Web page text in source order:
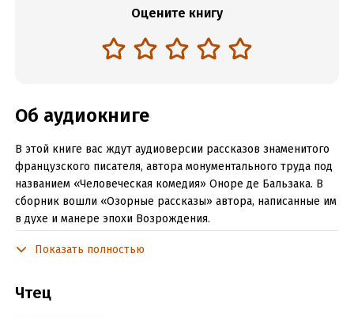
Оцените книгу
Об аудиокниге
В этой книге вас ждут аудиоверсии рассказов знаменитого
французского писателя, автора монументального труда под
названием «Человеческая комедия» Оноре де Бальзака. В
сборник вошли «Озорные рассказы» автора, написанные им
в духе и манере эпохи Возрождения.
Красавица Империя
Ведьма
Показать полностью
Чтец